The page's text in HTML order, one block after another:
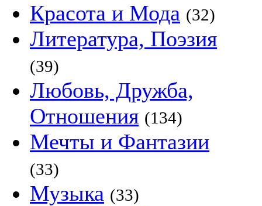
Красота и Мода (32)
Литература, Поэзия
(39)
Любовь, Дружба,
Отношения (134)
Мечты и Фантазии
(33)
Музыка (33)